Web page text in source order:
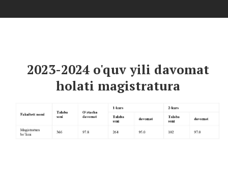
2023-2024 o'quv yili davomat
holati magistratura